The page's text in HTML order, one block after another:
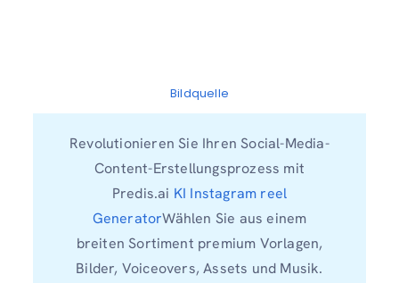
Bildquelle
Revolutionieren Sie Ihren Social-Media-
Content-Erstellungsprozess mit
Predis.ai KI Instagram reel
GeneratorWählen Sie aus einem
breiten Sortiment premium Vorlagen,
Bilder, Voiceovers, Assets und Musik.